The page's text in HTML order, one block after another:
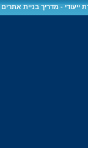
ייעודי -מדריך בניית אתרים